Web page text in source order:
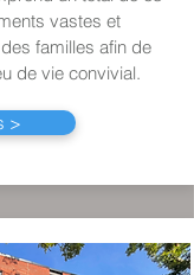
vastes et
familles afin de
de vie convivial.
>